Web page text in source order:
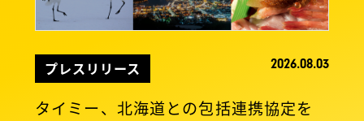
プレスリリース 2026.08.03
タイミー、北海道との包括連携協定を